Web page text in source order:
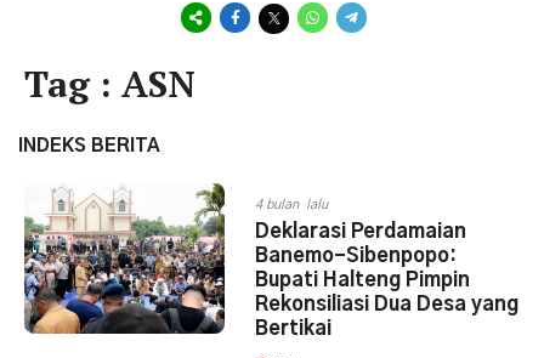
Tag : ASN
INDEKS BERITA
4 bulan lalu
Deklarasi Perdamaian
Banemo-Sibenpopo:
Bupati Halteng Pimpin
Rekonsiliasi Dua Desa yang
Bertikai